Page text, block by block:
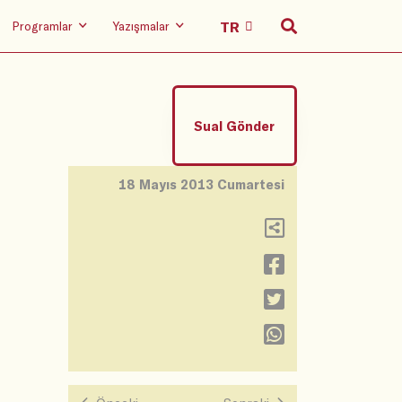
Programlar Yazışmalar
Sual Gönder
18 Mayıs 2013 Cumartesi